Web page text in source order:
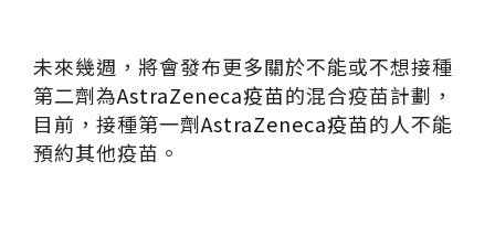
未來幾週，將會發布更多關於不能或不想接種
第二劑為AstraZeneca疫苗的混合疫苗計劃，
目前，接種第一劑AstraZeneca疫苗的人不能
預約其他疫苗。